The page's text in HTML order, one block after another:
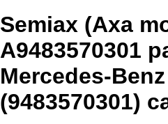
Semiax (Axa
A9483570301
Mercedes-
(9483570301)